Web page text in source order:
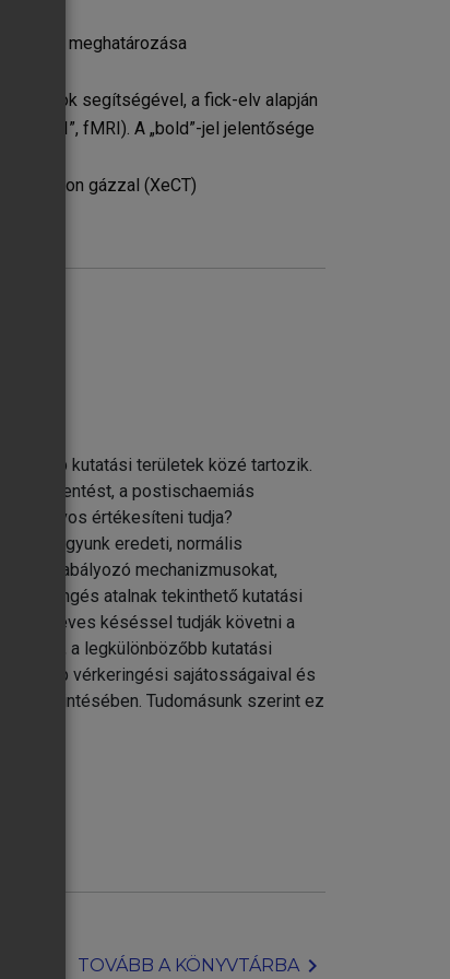
meghatározása
gázok segítségével, a fick-elv alapján
„MRI”, fMRI). A „bold”-jel jelentősége
gázzal (XeCT)
kutatási területek közé tartozik.
életmentést, a postischaemiás
álló orvos értékesíteni tudja?
vagyunk eredeti, normális
szabályozó mechanizmusokat,
atalnak tekinthető kutatási
2-3 éves késéssel tudják követni a
a legkülönbözőbb kutatási
vérkeringési sajátosságaival és
áttekintésében. Tudomásunk szerint ez
TOVÁBB A KÖNYVTÁRBAchevron_right